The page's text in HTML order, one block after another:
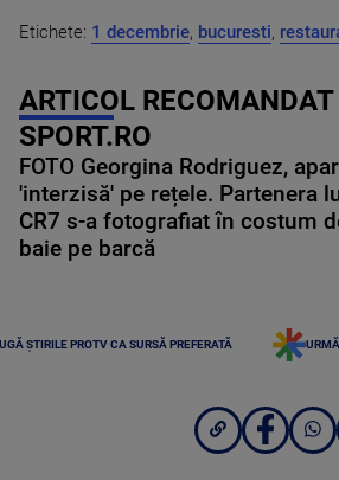
Etichete: 1 decembrie, bucuresti,
ARTICOL RECOMANDAT
SPORT.RO
FOTO Georgina Rodriguez,
'interzisă' pe rețele. Partenera
CR7 s-a fotografiat în costum
baie pe barcă
ȘTIRILE PROTV CA SURSĂ PREFERATĂ